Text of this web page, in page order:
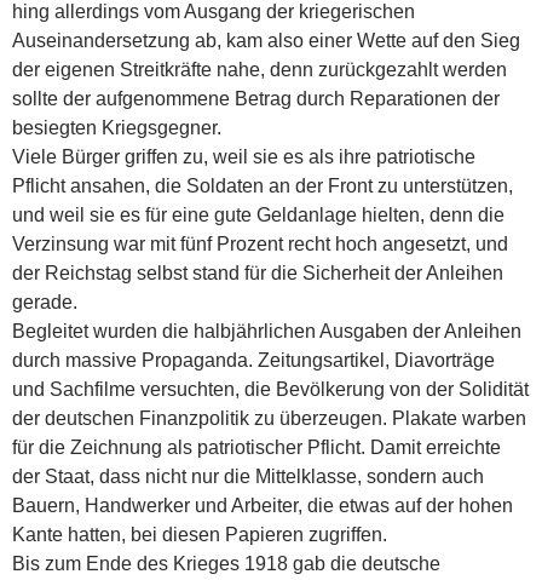
hing allerdings vom Ausgang der kriegerischen
Auseinandersetzung ab, kam also einer Wette auf den Sieg
der eigenen Streitkräfte nahe, denn zurückgezahlt werden
sollte der aufgenommene Betrag durch Reparationen der
besiegten Kriegsgegner.
Viele Bürger griffen zu, weil sie es als ihre patriotische
Pflicht ansahen, die Soldaten an der Front zu unterstützen,
und weil sie es für eine gute Geldanlage hielten, denn die
Verzinsung war mit fünf Prozent recht hoch angesetzt, und
der Reichstag selbst stand für die Sicherheit der Anleihen
gerade.
Begleitet wurden die halbjährlichen Ausgaben der Anleihen
durch massive Propaganda. Zeitungsartikel, Diavorträge
und Sachfilme versuchten, die Bevölkerung von der Solidität
der deutschen Finanzpolitik zu überzeugen. Plakate warben
für die Zeichnung als patriotischer Pflicht. Damit erreichte
der Staat, dass nicht nur die Mittelklasse, sondern auch
Bauern, Handwerker und Arbeiter, die etwas auf der hohen
Kante hatten, bei diesen Papieren zugriffen.
Bis zum Ende des Krieges 1918 gab die deutsche